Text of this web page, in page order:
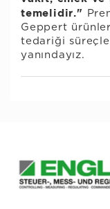
temelidir."
Geppert
tedariği
yanındayız.